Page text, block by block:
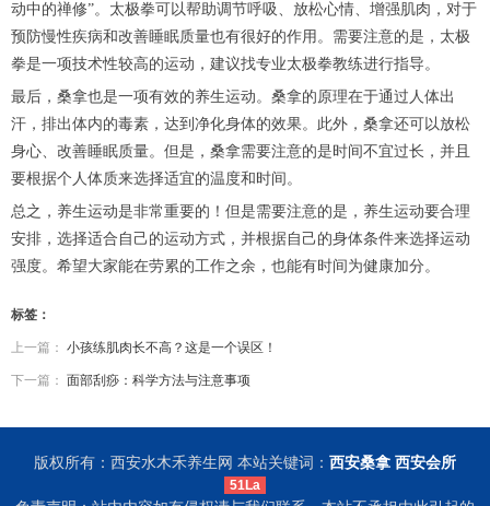
动中的禅修”。太极拳可以帮助调节呼吸、放松心情、增强肌肉，对于
预防慢性疾病和改善睡眠质量也有很好的作用。需要注意的是，太极
拳是一项技术性较高的运动，建议找专业太极拳教练进行指导。
最后，桑拿也是一项有效的养生运动。桑拿的原理在于通过人体出
汗，排出体内的毒素，达到净化身体的效果。此外，桑拿还可以放松
身心、改善睡眠质量。但是，桑拿需要注意的是时间不宜过长，并且
要根据个人体质来选择适宜的温度和时间。
总之，养生运动是非常重要的！但是需要注意的是，养生运动要合理
安排，选择适合自己的运动方式，并根据自己的身体条件来选择运动
强度。希望大家能在劳累的工作之余，也能有时间为健康加分。
标签：
上一篇： 小孩练肌肉长不高？这是一个误区！
下一篇： 面部刮痧：科学方法与注意事项
版权所有：西安水木禾养生网 本站关键词： 西安桑拿 西安会所
51La